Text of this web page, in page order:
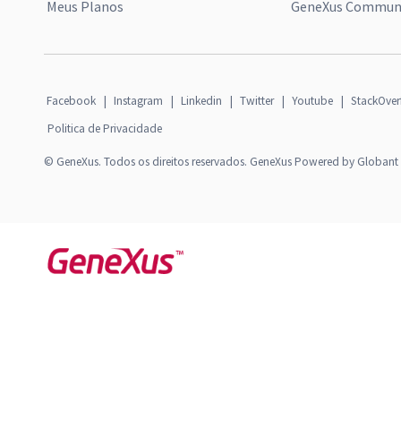
Meus Planos
GeneXus
Facebook | Instagram | Linkedin | Twitter | Youtube |
Politica de Privacidade
© GeneXus. Todos os direitos reservados. GeneXus Powered by Globant